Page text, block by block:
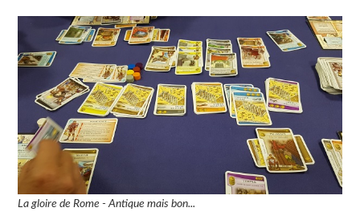
La gloire de Rome - Antique mais bon...